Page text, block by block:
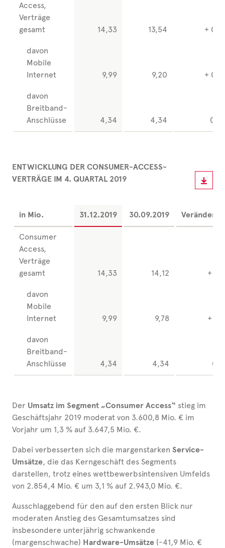
Access,
Verträge
gesamt
14,33 13,54 +
davon
Mobile
Internet
9,99 9,20 +
davon
Breitband-
Anschlüsse
4,34 4,34
ENTWICKLUNG DER CONSUMER-ACCESS-
VERTRÄGE IM 4. QUARTAL 2019
in Mio. 31.12.2019 30.09.2019
Consumer
Access,
Verträge
gesamt
14,33 14,12 +
davon
Mobile
Internet
9,99 9,78 +
davon
Breitband-
Anschlüsse
4,34 4,34
Der Umsatz im Segment „Consumer Access“ stieg im
Geschäftsjahr 2019 moderat von 3.600,8 Mio. € im
Vorjahr um 1,3 % auf 3.647,5 Mio. €.
Dabei verbesserten sich die margenstarken Service-
Umsätze, die das Kerngeschäft des Segments
darstellen, trotz eines wettbewerbsintensiven Umfelds
von 2.854,4 Mio. € um 3,1 % auf 2.943,0 Mio. €.
Ausschlaggebend für den auf den ersten Blick nur
moderaten Anstieg des Gesamtumsatzes sind
insbesondere unterjährig schwankende
(margenschwache) Hardware-Umsätze (-41,9 Mio. €